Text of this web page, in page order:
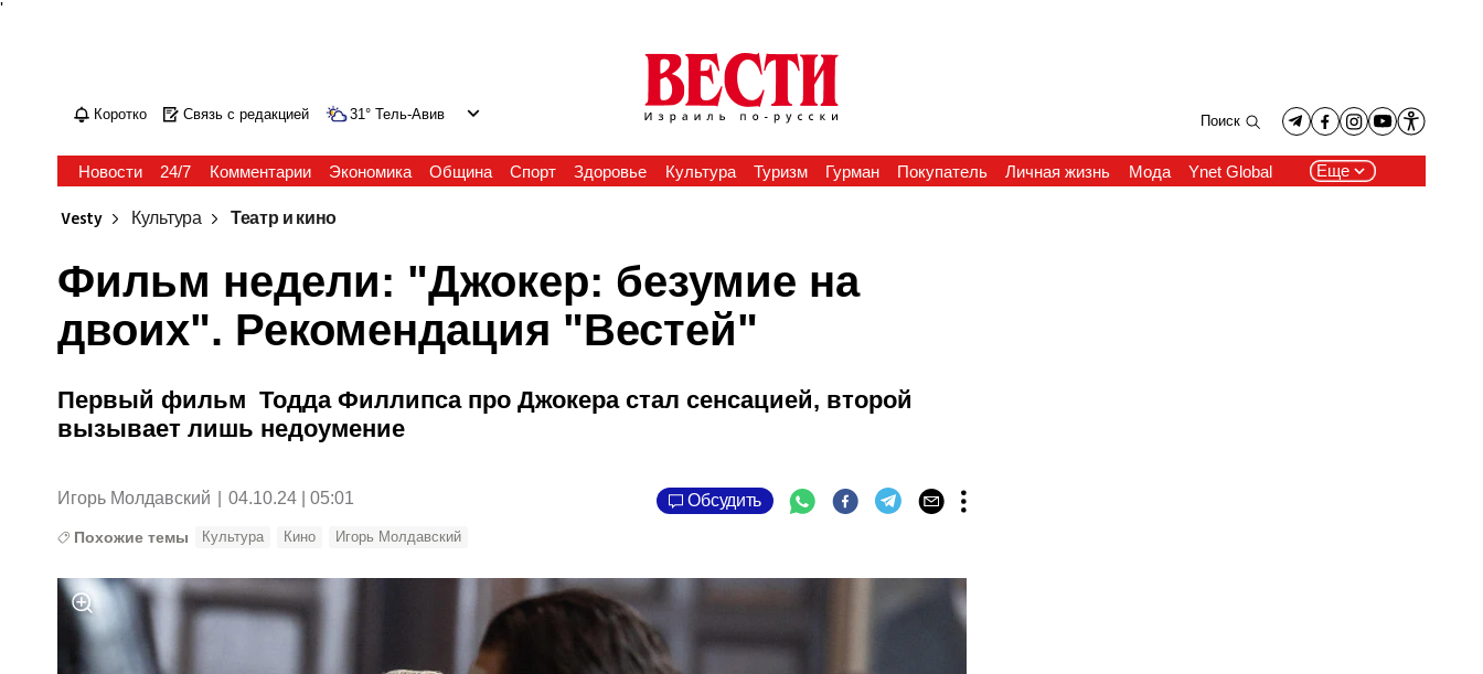
'
Коротко Связь с редакцией 31° Тель-Авив Поиск
Новости 24/7 Комментарии Экономика Община Спорт Здоровье Культура Туризм Гурман Покупатель Личная жизнь Мода Ynet Global Еще
Vesty Культура Театр и кино
Фильм недели: "Джокер: безумие на
двоих". Рекомендация "Вестей"
Первый фильм Тодда Филлипса про Джокера стал сенсацией, второй
вызывает лишь недоумение
Игорь Молдавский 04.10.24 | 05:01 Обсудить
Похожие темы Культура Кино Игорь Молдавский